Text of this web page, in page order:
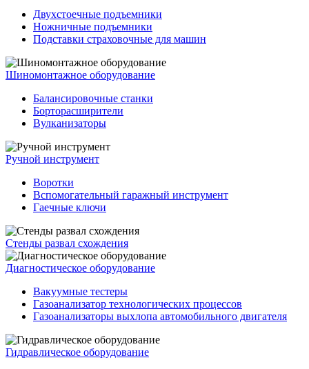
Двухстоечные подъемники
Ножничные подъемники
Подставки страховочные для машин
Шиномонтажное оборудование
Балансировочные станки
Борторасширители
Вулканизаторы
Ручной инструмент
Воротки
Вспомогательный гаражный инструмент
Гаечные ключи
Стенды развал схождения
Диагностическое оборудование
Вакуумные тестеры
Газоанализатор технологических процессов
Газоанализаторы выхлопа автомобильного двигателя
Гидравлическое оборудование